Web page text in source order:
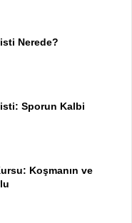
Nerede?
Sporun Kalbi
Koşmanın ve